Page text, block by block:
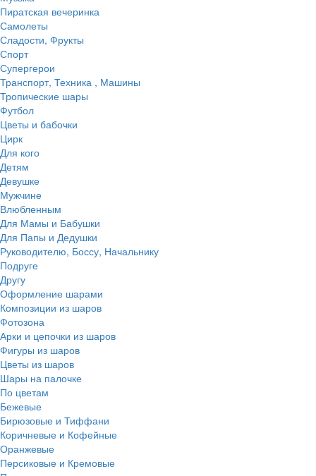
Пиратская вечеринка
Самолеты
Сладости, Фрукты
Спорт
Супергерои
Транспорт, Техника , Машины
Тропические шары
Футбол
Цветы и бабочки
Цирк
Для кого
Детям
Девушке
Мужчине
Влюбленным
Для Мамы и Бабушки
Для Папы и Дедушки
Руководителю, Боссу, Начальнику
Подруге
Другу
Оформление шарами
Композиции из шаров
Фотозона
Арки и цепочки из шаров
Фигуры из шаров
Цветы из шаров
Шары на палочке
По цветам
Бежевые
Бирюзовые и Тиффани
Коричневые и Кофейные
Оранжевые
Персиковые и Кремовые